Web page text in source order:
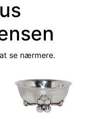
se nærmere.